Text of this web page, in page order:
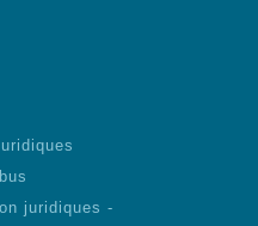
juridiques -